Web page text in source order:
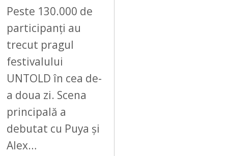
Peste 130.000 de
participanți au
trecut pragul
festivalului
UNTOLD în cea de-
a doua zi. Scena
principală a
debutat cu Puya și
Alex…